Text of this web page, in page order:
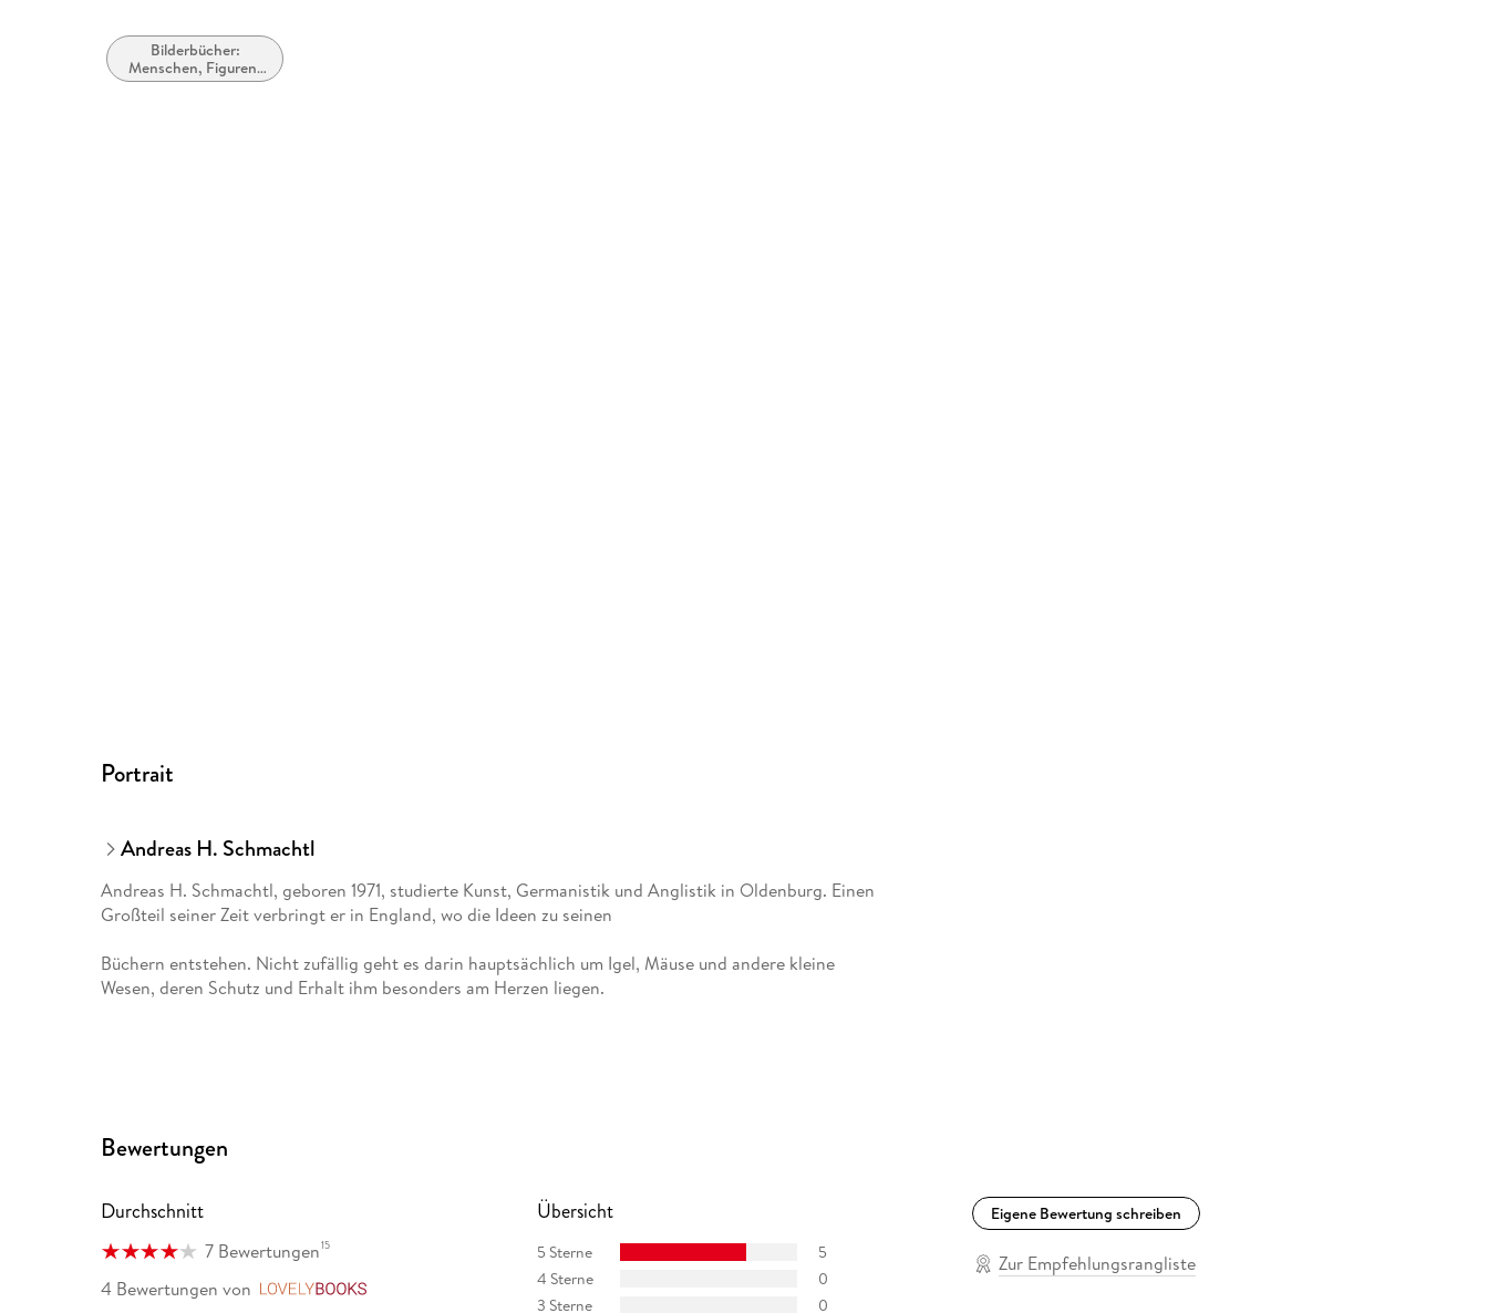
Bilderbücher:
Menschen, Figuren,
Charaktere
Portrait
Andreas H. Schmachtl
Andreas H. Schmachtl, geboren 1971, studierte Kunst, Germanistik und Anglistik in Oldenburg. Einen
Großteil seiner Zeit verbringt er in England, wo die Ideen zu seinen
Büchern entstehen. Nicht zufällig geht es darin hauptsächlich um Igel, Mäuse und andere kleine
Wesen, deren Schutz und Erhalt ihm besonders am Herzen liegen.
Bewertungen
Durchschnitt
7 Bewertungen15
4 Bewertungen von
Übersicht
5 Sterne
5
4 Sterne
0
3 Sterne
0
Eigene Bewertung schreiben
Zur Empfehlungsrangliste